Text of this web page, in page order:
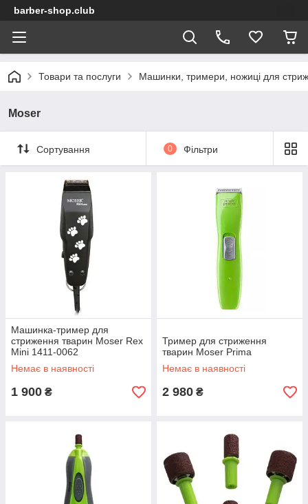
barber-shop.club
Товари та послуги Машинки, тримери, ножиці для
Moser
Сортування 0 Фільтри
Машинка-тример для
стриження тварин Moser Rex
Mini 1411-0062
Немає в наявності
1 900 ₴
Тример для стриження
тварин Moser Prima
Немає в наявності
2 980 ₴